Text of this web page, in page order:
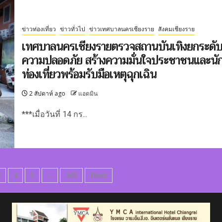
ข่าวท่องเที่ยว ข่าวทั่วไป ข่าวเทศบาลนครเชียงราย สังคมเชียงราย
เทศบาลนครเชียงรายตรวจสถานบันเทิงยกระดับ
ความปลอดภัย สร้างความมั่นใจประชาชนและนั
ท่องเที่ยวพร้อมรับมือเหตุฉุกเฉิน
2 สัปดาห์ ago แอดมิน
***เมื่อวันที่ 14 กร...
4 5 … 345 Next